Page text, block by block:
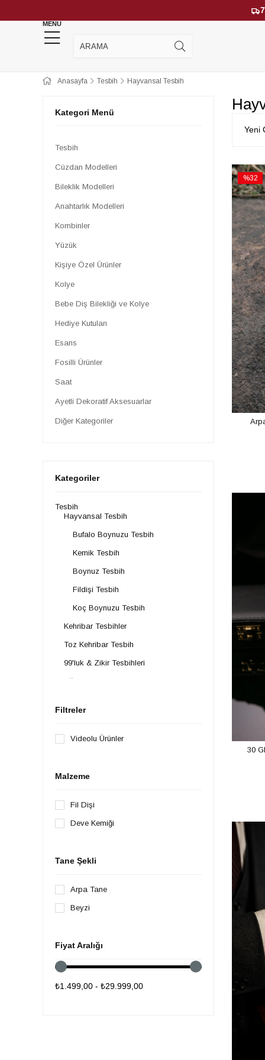
MENU
Anasayfa Tesbih Hayvansal Tesbih
Kategori Menü
Tesbih
Cüzdan Modelleri
Bileklik Modelleri
Anahtarlık Modelleri
Kombinler
Yüzük
Kişiye Özel Ürünler
Kolye
Bebe Diş Bilekliği ve Kolye
Hediye Kutuları
Esans
Fosilli Ürünler
Saat
Ayetli Dekoratif Aksesuarlar
Diğer Kategoriler
Kategoriler
Tesbih
Hayvansal Tesbih
Bufalo Boynuzu Tesbih
Kemik Tesbih
Boynuz Tesbih
Fildişi Tesbih
Koç Boynuzu Tesbih
Kehribar Tesbihler
Toz Kehribar Tesbih
99'luk & Zikir Tesbihleri
Ağaç Tesbih
Arap Model Tesbihler
Zaza Tesbih
Erkek Tesbih
Kedi Gözü Tesbih
Karınca Tesbih
Kazaz Tesbih
Fosforlu Tesbih
Bilardo Topu Tesbih
Toptan Tesbih
Filtreler
Videolu Ürünler
Malzeme
Fil Dişi
Deve Kemiği
Tane Şekli
Arpa Tane
Beyzi
Fiyat Aralığı
₺1.499,00 - ₺29.999,00
Yeni
%32
İndirim
30